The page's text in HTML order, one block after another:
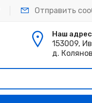
Отправить
Наш
153009,
д.